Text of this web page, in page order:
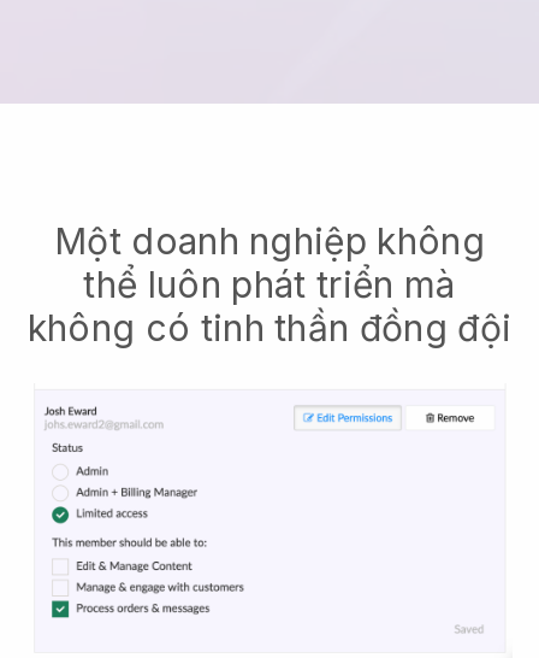
Một doanh nghiệp không
thể luôn phát triển mà
không có tinh thần đồng đội